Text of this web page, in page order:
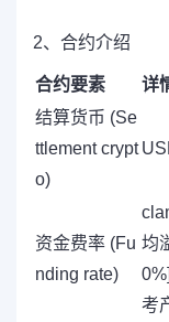
2、合约介绍
合约要素
详
结算货币 (Se
ttlement crypt
o)
资金费率 (Fu
nding rate)
均
考